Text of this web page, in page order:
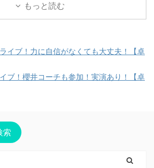
もっと読む
イブ！力に自信がなくても大丈夫！【卓
ブ！櫻井コーチも参加！実演あり！【卓
索